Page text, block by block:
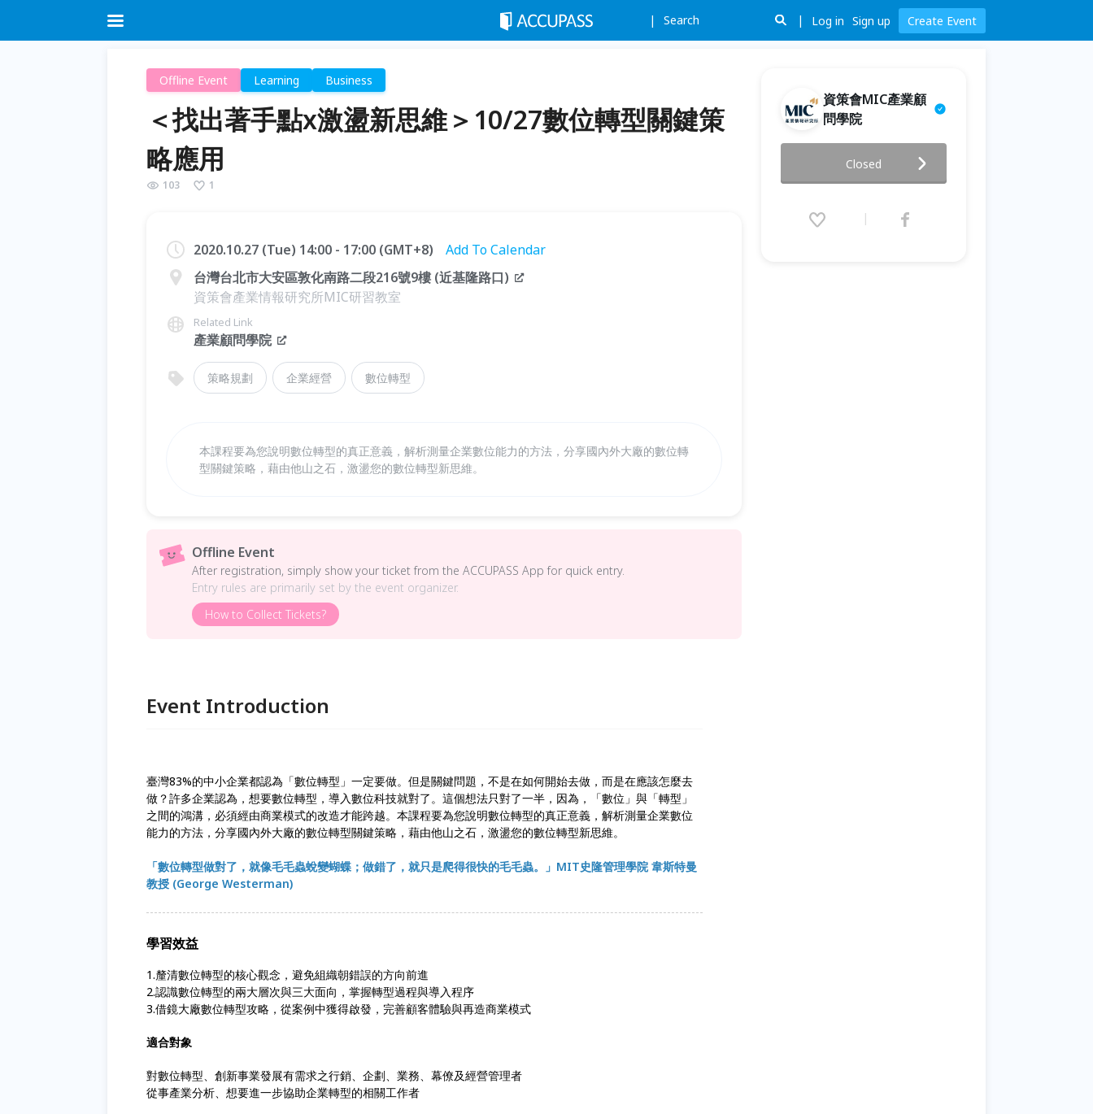
Search Log in Sign up Create Event
Offline Event Learning Business
＜找出著手點x激盪新思維＞10/27數位轉型關鍵策
略應用
103 1
2020.10.27 (Tue) 14:00 - 17:00 (GMT+8)
Add To Calendar
台灣台北市大安區敦化南路二段216號9樓 (近基隆路口)
資策會產業情報研究所MIC研習教室
Related Link
產業顧問學院
策略規劃 企業經營 數位轉型
本課程要為您說明數位轉型的真正意義，解析測量企業數位能力的方法，分享國內外大廠的數位轉
型關鍵策略，藉由他山之石，激盪您的數位轉型新思維。
Offline Event
After registration, simply show your ticket from the ACCUPASS App for quick entry.
Entry rules are primarily set by the event organizer.
How to Collect Tickets?
Event Introduction
臺灣83%的中小企業都認為「數位轉型」一定要做。但是關鍵問題，不是在如何開始去做，而是在應該怎麼去
做？許多企業認為，想要數位轉型，導入數位科技就對了。這個想法只對了一半，因為，「數位」與「轉型」
之間的鴻溝，必須經由商業模式的改造才能跨越。本課程要為您說明數位轉型的真正意義，解析測量企業數位
能力的方法，分享國內外大廠的數位轉型關鍵策略，藉由他山之石，激盪您的數位轉型新思維。
「數位轉型做對了，就像毛毛蟲蛻變蝴蝶；做錯了，就只是爬得很快的毛毛蟲。」MIT史隆管理學院 韋斯特曼
教授 (George Westerman)
學習效益
1.釐清數位轉型的核心觀念，避免組織朝錯誤的方向前進
2.認識數位轉型的兩大層次與三大面向，掌握轉型過程與導入程序
3.借鏡大廠數位轉型攻略，從案例中獲得啟發，完善顧客體驗與再造商業模式
適合對象
對數位轉型、創新事業發展有需求之行銷、企劃、業務、幕僚及經營管理者
從事產業分析、想要進一步協助企業轉型的相關工作者
資策會MIC產業顧
問學院
10/27數位轉型關鍵策略應用
2020.10.27 (Tue) 14:00 - 17:00
Closed